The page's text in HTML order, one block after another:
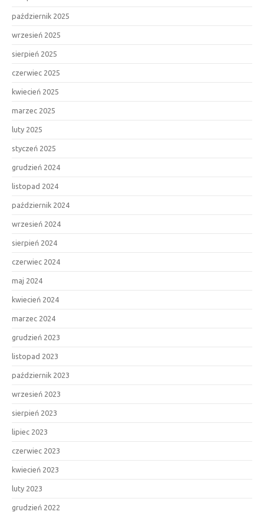
październik 2025
wrzesień 2025
sierpień 2025
czerwiec 2025
kwiecień 2025
marzec 2025
luty 2025
styczeń 2025
grudzień 2024
listopad 2024
październik 2024
wrzesień 2024
sierpień 2024
czerwiec 2024
maj 2024
kwiecień 2024
marzec 2024
grudzień 2023
listopad 2023
październik 2023
wrzesień 2023
sierpień 2023
lipiec 2023
czerwiec 2023
kwiecień 2023
luty 2023
grudzień 2022